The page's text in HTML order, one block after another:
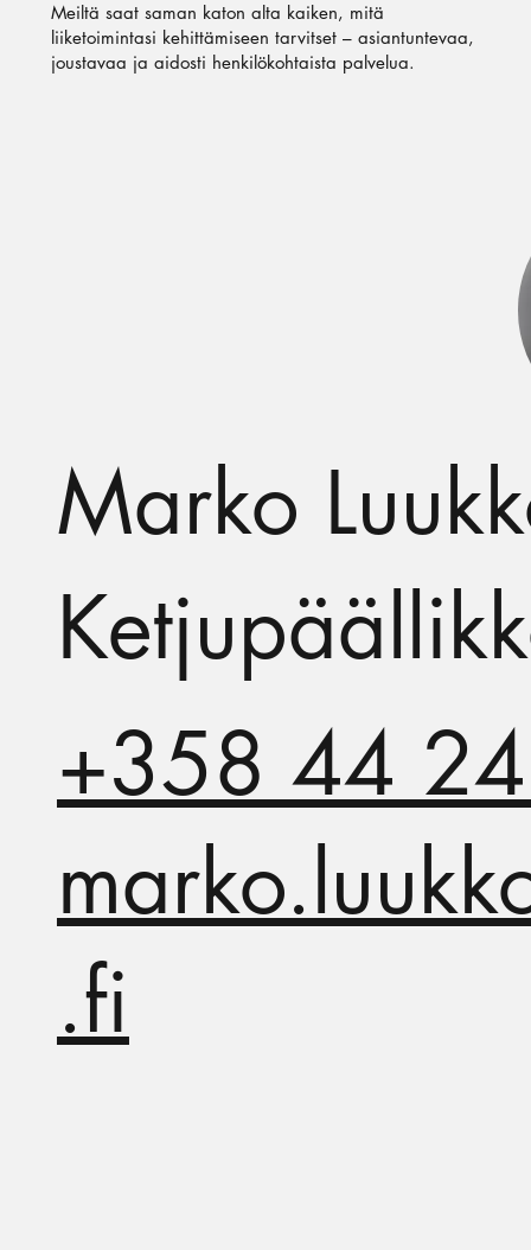
Marko
+358 44
.fi
Meiltä saat saman katon alta kaiken, mitä
liiketoimintasi kehittämiseen tarvitset – asiantuntevaa,
joustavaa ja aidosti henkilökohtaista palvelua.